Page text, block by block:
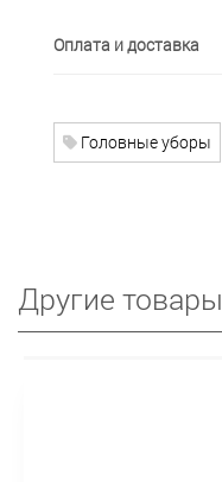
Оплата и доставка
Головные уборы
Другие товары